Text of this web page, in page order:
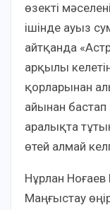
өзекті
ішінде ауыз
айтқанда
арқылы
қорларынан
айынан бастап
аралықта
өтей алмай
Нұрлан
Маңғыстау